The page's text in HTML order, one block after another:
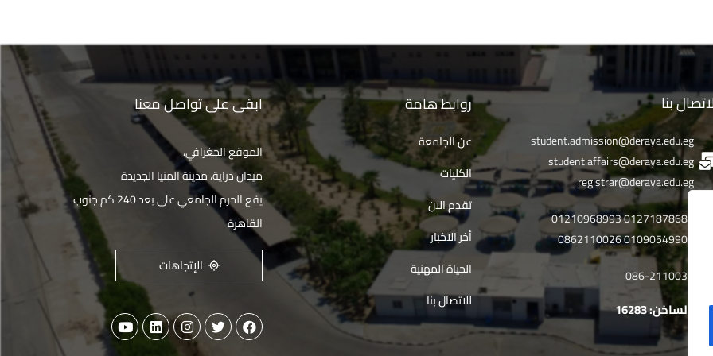
بنا
student.admission@deraya.edu.eg
student.affairs@deraya.edu.eg
registrar@deraya.edu.eg
01271878682 01210968993
01090549902 0862110026
086-2110032
الساخن: 16283
روابط هامة
عن الجامعة
الكليات
تقدم الان
أخر الاخبار
الحياة المهنية
للاتصال بنا
ابقى على تواصل معنا
الموقع الجغرافي،
ميدان دراية، مدينة المنيا الجديدة
يقع الحرم الجامعي على بعد 240 كم جنوب
القاهرة
الإتجاهات